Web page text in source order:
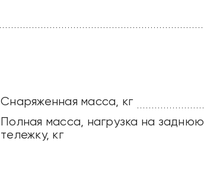
Снаряженная масса, кг
Полная масса, нагрузка на заднюю
тележку, кг